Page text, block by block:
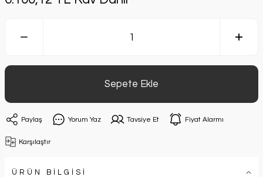
Sepete Ekle
Paylaş Yorum Yaz Tavsiye Et Fiyat Alarmı
Karşılaştır
ÜRÜN BİLGİSİ